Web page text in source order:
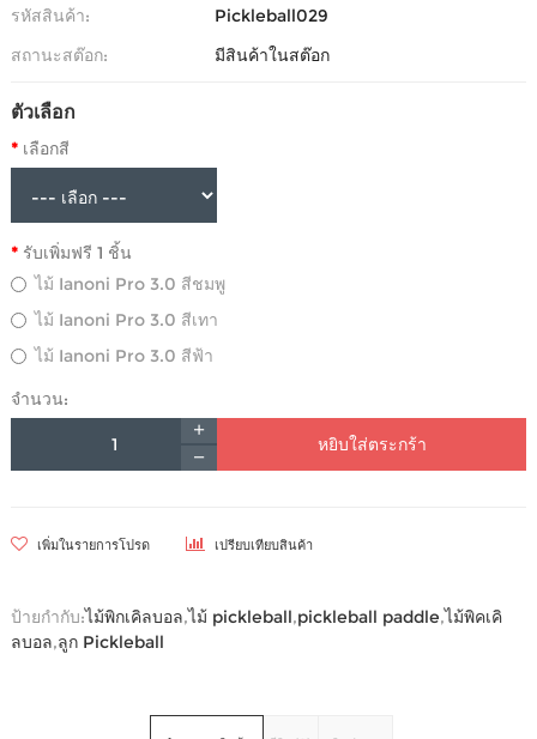
รหัสสินค้า:
Pickleball029
สถานะสต๊อก:
มีสินค้าในสต๊อก
ตัวเลือก
เลือกสี
รับเพิ่มฟรี 1 ชิ้น
ไม้ Ianoni Pro 3.0 สีชมพู
ไม้ Ianoni Pro 3.0 สีเทา
ไม้ Ianoni Pro 3.0 สีฟ้า
จำนวน:
หยิบใส่ตระกร้า
เพิ่มในรายการโปรด เปรียบเทียบสินค้า
ป้ายกำกับ:ไม้พิกเคิลบอล,ไม้ pickleball,pickleball paddle,ไม้พิคเคิ
ลบอล,ลูก Pickleball